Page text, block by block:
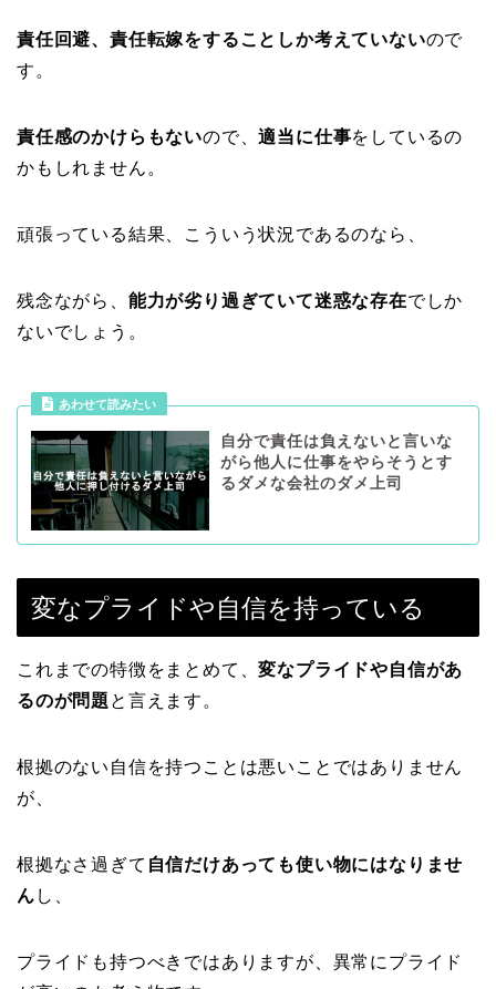
責任回避、責任転嫁をすることしか考えていないので
す。
責任感のかけらもないので、適当に仕事をしているの
かもしれません。
頑張っている結果、こういう状況であるのなら、
残念ながら、 能力が劣り過ぎていて迷惑な存在でしか
ないでしょう。
あわせて読みたい
自分で責任は負えないと言いな
がら他人に仕事をやらそうとす
るダメな会社のダメ上司
変なプライドや自信を持っている
これまでの特徴をまとめて、変なプライドや自信があ
るのが問題 と言えます。
根拠のない自信を持つことは悪いことではありません
が、
根拠なさ過ぎて 自信だけあっても使い物にはなりませ
ん し、
プライドも持つべきではありますが、異常にプライド